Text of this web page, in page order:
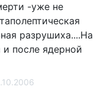
-уже не
разрушиха....На
после ядерной